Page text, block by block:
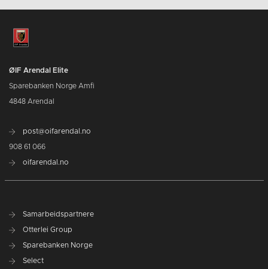
ØIF Arendal Elite
Sparebanken Norge Amfi
4848 Arendal
post@oifarendal.no
908 61 066
oifarendal.no
Samarbeidspartnere
Otterlei Group
Sparebanken Norge
Select